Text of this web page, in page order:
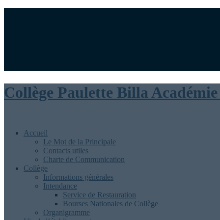
Collège Paulette Billa
Accueil
Le Mot de la Principale
Contacts utiles
Charte de Communication
Collège
Informations générales
Intendance
Service de Restauration
Bourses Nationales de Collège
Organigramme